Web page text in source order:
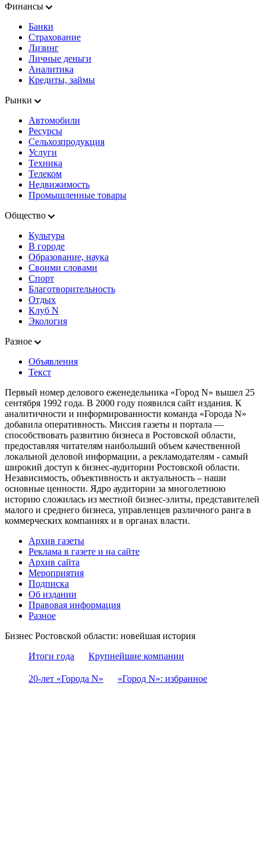
Финансы
Банки
Страхование
Лизинг
Личные деньги
Аналитика
Кредиты, займы
Рынки
Автомобили
Ресурсы
Сельхозпродукция
Услуги
Техника
Телеком
Недвижимость
Промышленные товары
Общество
Культура
В городе
Образование, наука
Своими словами
Спорт
Благотворительность
Отдых
Клуб N
Экология
Разное
Объявления
Текст
Первый номер делового еженедельника «Город N» вышел 25
сентября 1992 года. В 2000 году появился сайт издания. К
аналитичности и информированности команда «Города N»
добавила оперативность. Миссия газеты и портала —
способствовать развитию бизнеса в Ростовской области,
предоставляя читателям наибольший объем качественной
локальной деловой информации, а рекламодателям - самый
широкий доступ к бизнес-аудитории Ростовской области.
Независимость, объективность и актуальность – наши
основные ценности. Ядро аудитории за многолетнюю
историю сложилась из местной бизнес-элиты, представителей
малого и среднего бизнеса, управленцев различного ранга в
коммерческих компаниях и в органах власти.
Архив газеты
Реклама в газете и на сайте
Архив сайта
Мероприятия
Подписка
Об издании
Правовая информация
Разное
Бизнес Ростовской области: новейшая история
Итоги года
Крупнейшие компании
20-лет «Города N» «Город N»: избранное